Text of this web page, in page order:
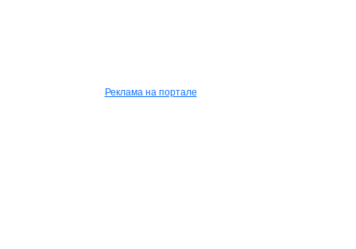
Реклама на портале